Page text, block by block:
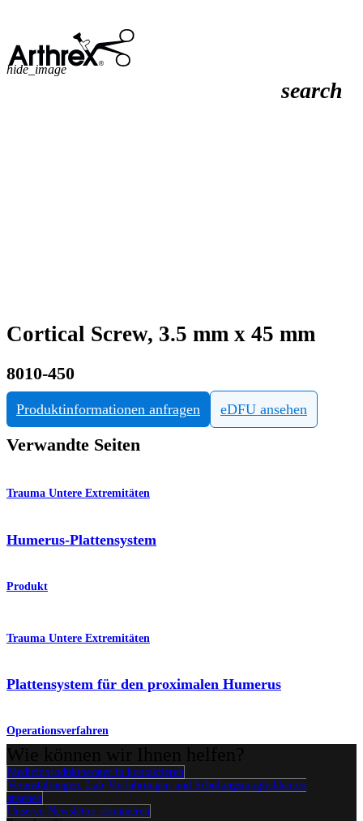
search
hide_image
Cortical Screw, 3.5 mm x 45 mm
8010-450
Produktinformationen anfragen eDFU ansehen
Verwandte Seiten
Trauma Untere Extremitäten
Humerus-Plattensystem
Produkt
Trauma Untere Extremitäten
Plattensystem für den proximalen Humerus
Operationsverfahren
Medizinproduktberater:in kontaktieren
Veranstaltungen, Lab-Vorführungen und Schulungsmöglichkeiten
ansehen
Unseren Newsletter abonnieren